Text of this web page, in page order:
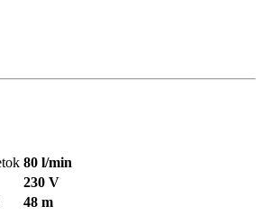
80 l/min
230 V
48 m